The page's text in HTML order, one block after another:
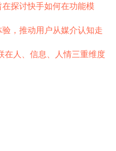
在探讨快手如何在功能模
，推动用户从媒介认知走
在人、信息、人情三重维度